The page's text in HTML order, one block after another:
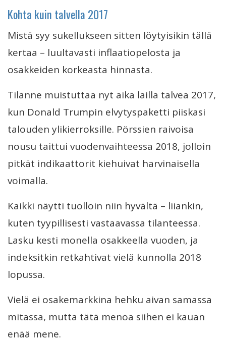
Kohta kuin talvella 2017
Mistä syy sukellukseen sitten löytyisikin tällä
kertaa – luultavasti inflaatiopelosta ja
osakkeiden korkeasta hinnasta.
Tilanne muistuttaa nyt aika lailla talvea 2017,
kun Donald Trumpin elvytyspaketti piiskasi
talouden ylikierroksille. Pörssien raivoisa
nousu taittui vuodenvaihteessa 2018, jolloin
pitkät indikaattorit kiehuivat harvinaisella
voimalla.
Kaikki näytti tuolloin niin hyvältä – liiankin,
kuten tyypillisesti vastaavassa tilanteessa.
Lasku kesti monella osakkeella vuoden, ja
indeksitkin retkahtivat vielä kunnolla 2018
lopussa.
Vielä ei osakemarkkina hehku aivan samassa
mitassa, mutta tätä menoa siihen ei kauan
enää mene.